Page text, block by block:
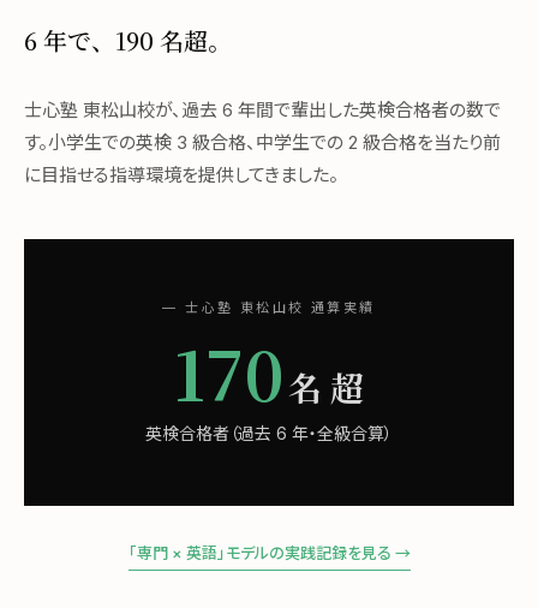
6 年で、190 名超。
士心塾 東松山校が、過去 6 年間で輩出した英検合格者の数で
す。小学生での英検 3 級合格、中学生での 2 級合格を当たり前
に目指せる指導環境を提供してきました。
— 士心塾 東松山校 通算実績
170名 超
英検合格者（過去 6 年・全級合算）
「専門 × 英語」モデルの実践記録を見る →